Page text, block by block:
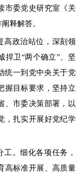
市委党史研究室《关
释解答。
高政治站位，深刻领
捍卫“两个确立”、坚
统一到党中央关于党
握目标要求，坚持立
、市委决策部署，以
，扎实开展好党纪学
。细化各项任务，
高标准开展、高质量